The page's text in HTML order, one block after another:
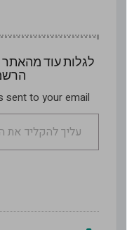
בממדיה הגלויים
הקיר האיתן, היא
חכמת ההישרדות
היומין, במיוחד עבור…
לגלות עוד מהאתר
to your email.
עליך להקליד את האימייל שלך…